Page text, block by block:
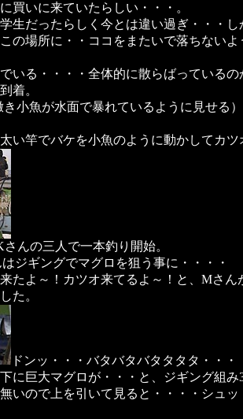
買いに来ていたらしい・・・。
生だったらしく今とは違い過ぎ・・・
の場所に・・ココをまたいで落ちない
いる・・・・全体的に散らばっているの
着。
小魚が水面で暴れているように見せる
い竿でバケを小魚のように動かしてカツ
んの三人で一本釣り開始。
ジギングでマグロを狙う事に・・・・
たよ～！カツオ来てるよ～！と、Mさん
た。
ドンッ・・・バタバタバタタタタ・・・
に巨大マグロが・・・と、ジギング組
いので上を引いて見ると・・・・シュ